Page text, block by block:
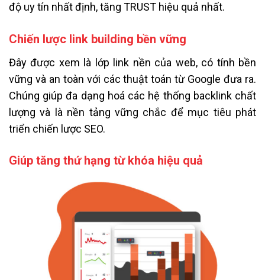
độ uy tín nhất định, tăng TRUST hiệu quả nhất.
Chiến lược link building bền vững
Đây được xem là lớp link nền của web, có tính bền
vững và an toàn với các thuật toán từ Google đưa ra.
Chúng giúp đa dạng hoá các hệ thống backlink chất
lượng và là nền tảng vững chắc để mục tiêu phát
triển chiến lược SEO.
Giúp tăng thứ hạng từ khóa hiệu quả